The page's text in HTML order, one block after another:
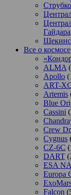
Гайдара
Все о космосе
ALMA
Apollo
ART-
Artemis
Blue
Cassini
Crew
Cygnus
CZ-6C
DART
ESA
Europa
Falcon